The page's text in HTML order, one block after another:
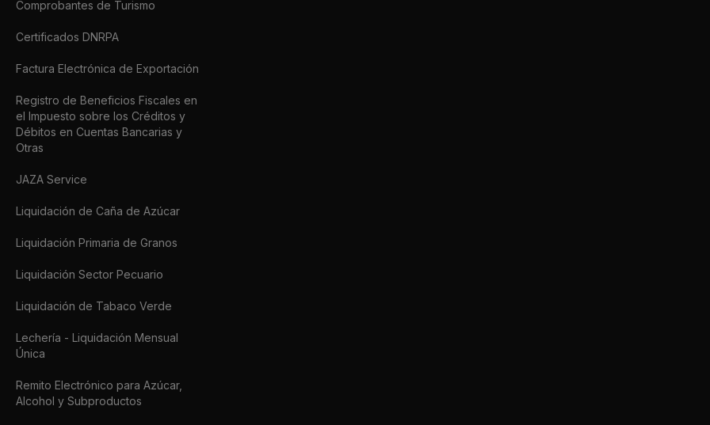
Comprobantes de Turismo
Certificados DNRPA
Factura Electrónica de Exportación
Registro de Beneficios Fiscales en
el Impuesto sobre los Créditos y
Débitos en Cuentas Bancarias y
Otras
JAZA Service
Liquidación de Caña de Azúcar
Liquidación Primaria de Granos
Liquidación Sector Pecuario
Liquidación de Tabaco Verde
Lechería - Liquidación Mensual
Única
Remito Electrónico para Azúcar,
Alcohol y Subproductos